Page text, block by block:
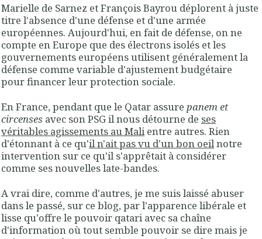
Marielle de Sarnez et François Bayrou déplorent à juste
titre l'absence d'une défense et d'une armée
européennes. Aujourd'hui, en fait de défense, on ne
compte en Europe que des électrons isolés et les
gouvernements européens utilisent généralement la
défense comme variable d'ajustement budgétaire
pour financer leur protection sociale.
En France, pendant que le Qatar assure panem et
circenses avec son PSG il nous détourne de ses
véritables agissements au Malientre autres. Rien
d'étonnant à ce qu'il n'ait pas vu d'un bon oeilnotre
intervention sur ce qu'il s'apprêtait à considérer
comme ses nouvelles late-bandes.
A vrai dire, comme d'autres, je me suis laissé abuser
dans le passé, sur ce blog, par l'apparence libérale et
lisse qu'offre le pouvoir qatari avec sa chaîne
d'information où tout semble pouvoir se dire mais je